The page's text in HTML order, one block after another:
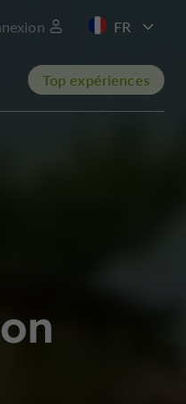
EN
Top expériences